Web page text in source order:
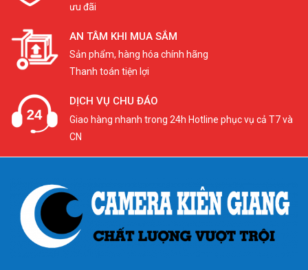
ưu đãi
AN TÂM KHI MUA SẮM
Sản phẩm, hàng hóa chính hãng
Thanh toán tiện lợi
DỊCH VỤ CHU ĐÁO
Giao hàng nhanh trong 24h Hotline phục vụ cả T7 và
CN